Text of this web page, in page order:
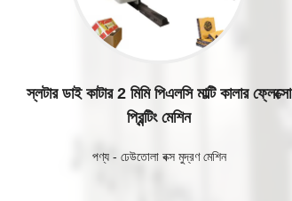
স্লটার ডাই কাটার 2 মিমি পিএলসি মাল্টি কালার ফ্লেক্সো
প্রিন্টিং মেশিন
পণ্য- ঢেউতোলা বক্স মুদ্রণ মেশিন